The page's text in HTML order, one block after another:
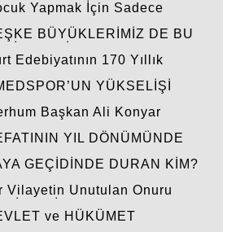
Yapmak İçin Sadece
BÜYÜKLERİMİZ DE BU
Edebiyatının 170 Yıllık
YÜKSELİŞİ
Başkan Ali Konyar
YIL DÖNÜMÜNDE
GEÇİDİNDE DURAN KİM?
Vilayetin Unutulan Onuru
ve HÜKÜMET